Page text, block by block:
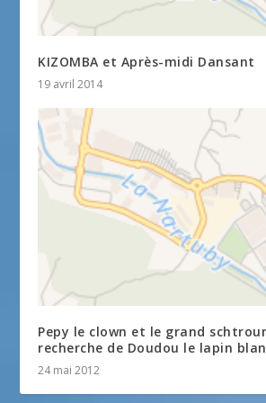
KIZOMBA et Après-midi Dansant
19 avril 2014
Pepy le clown et le grand
recherche de Doudou le lapin
24 mai 2012